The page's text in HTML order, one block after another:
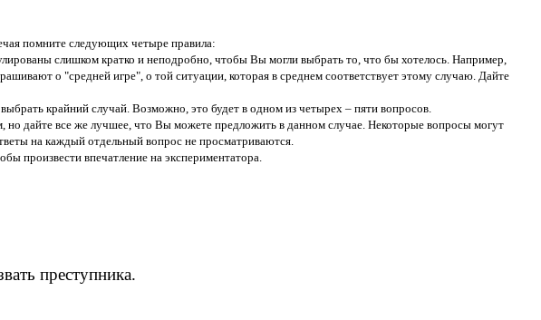
помните следующих четыре правила:
слишком кратко и неподробно, чтобы Вы могли выбрать то, что бы хотелось. Например,
о "средней игре", о той ситуации, которая в среднем соответствует этому случаю. Дайте
крайний случай. Возможно, это будет в одном из четырех – пяти вопросов.
но дайте все же лучшее, что Вы можете предложить в данном случае. Некоторые вопросы могут
на каждый отдельный вопрос не просматриваются.
произвести впечатление на экспериментатора.
преступника.